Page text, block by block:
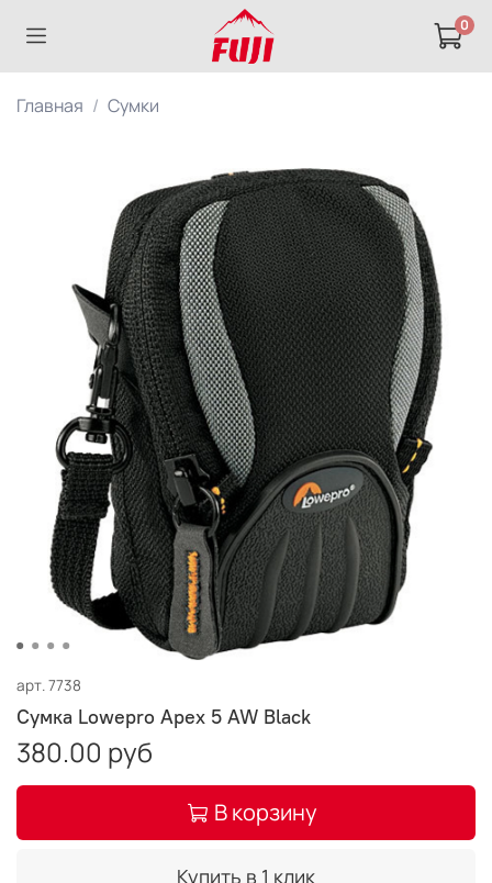
0
Главная Сумки
арт.7738
Сумка Lowepro Apex 5 AW Black
380.00 руб
В корзину
Купить в 1 клик